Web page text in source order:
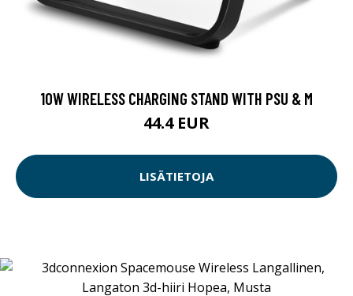
10W WIRELESS CHARGING STAND WITH PSU & M
44.4 EUR
LISÄTIETOJA